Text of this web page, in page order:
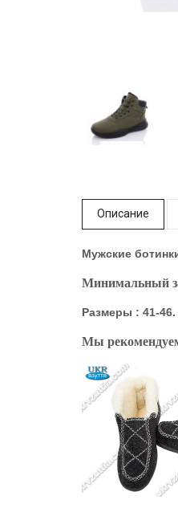
Описание
Мужские
Минимальный
Размеры : 41-46.
Мы